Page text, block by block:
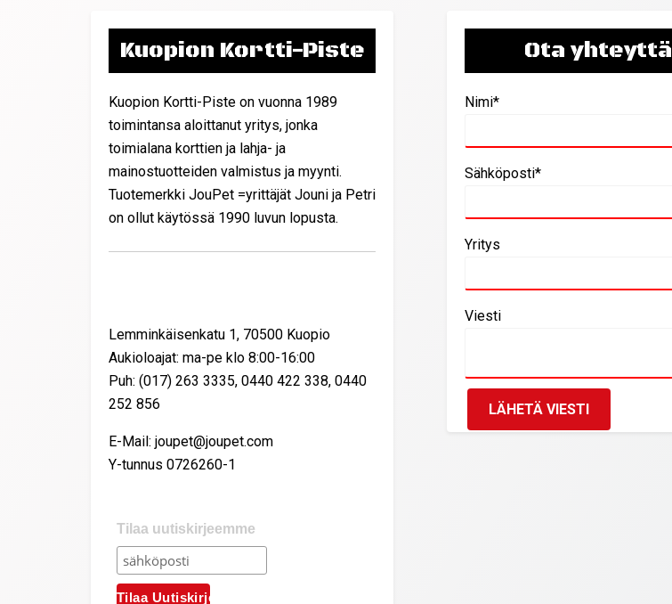
Kuopion Kortti-Piste
Kuopion Kortti-Piste on vuonna 1989
toimintansa aloittanut yritys, jonka
toimialana korttien ja lahja- ja
mainostuotteiden valmistus ja myynti.
Tuotemerkki JouPet =yrittäjät Jouni ja Petri
on ollut käytössä 1990 luvun lopusta.
Lemminkäisenkatu 1, 70500 Kuopio
Aukioloajat: ma-pe klo 8:00-16:00
Puh: (017) 263 3335, 0440 422 338, 0440
252 856
E-Mail: joupet@joupet.com
Y-tunnus 0726260-1
Tilaa uutiskirjeemme
Ota yhteyttä
Nimi*
Sähköposti*
Yritys
Viesti